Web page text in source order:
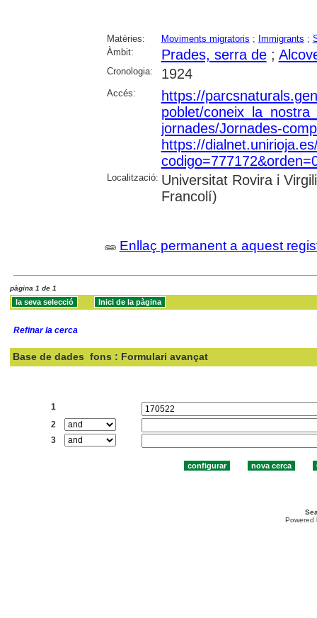
Matèries: Moviments migratoris ; Immigrants ;
Àmbit:
Prades, serra de;
Cronologia: 1924
Accés:
https://
poblet/
jornades/Jornades-
https://
Localització: Universitat Rovira i
Francolí)
Enllaç permanent a aquest
pàgina 1 de 1
Refinar la cerca
Base de dades fons : Formulari avançat
1
2
3